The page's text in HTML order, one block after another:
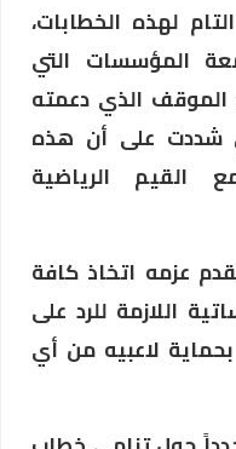
لهذه الخطابات،
المؤسسات التي
الذي دعمته
شددت على أن هذه
القيم الرياضية
عزمه اتخاذ كافة
اللازمة للرد على
لاعبيه من أي